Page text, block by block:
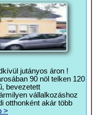
jutányos áron !
90 nöl telken 120
bevezetett
vállalkozáshoz
otthonként akár több
>